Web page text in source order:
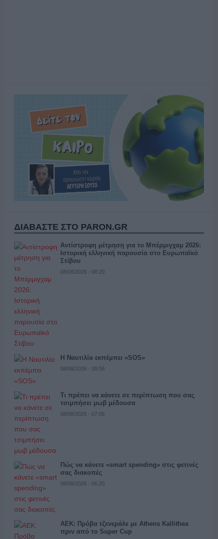
ΔΙΑΒΑΣΤΕ ΣΤΟ PARON.GR
Αντίστροφη μέτρηση για το Μπέρμιγχαμ 2026:
Ιστορική ελληνική παρουσία στο Ευρωπαϊκό
Στίβου
08/08/2026 - 08:20
Η Ναυτιλία εκπέμπει «SOS»
08/08/2026 - 08:06
Τι πρέπει να κάνετε σε περίπτωση που σας
τσιμπήσει μωβ μέδουσα
08/08/2026 - 07:06
Πώς να κάνετε «smart spending» στις φετινές
σας διακοπές
08/08/2026 - 06:20
ΑΕΚ: Πρόβα τζενεράλε με Athens Kallithea
πριν από το Super Cup